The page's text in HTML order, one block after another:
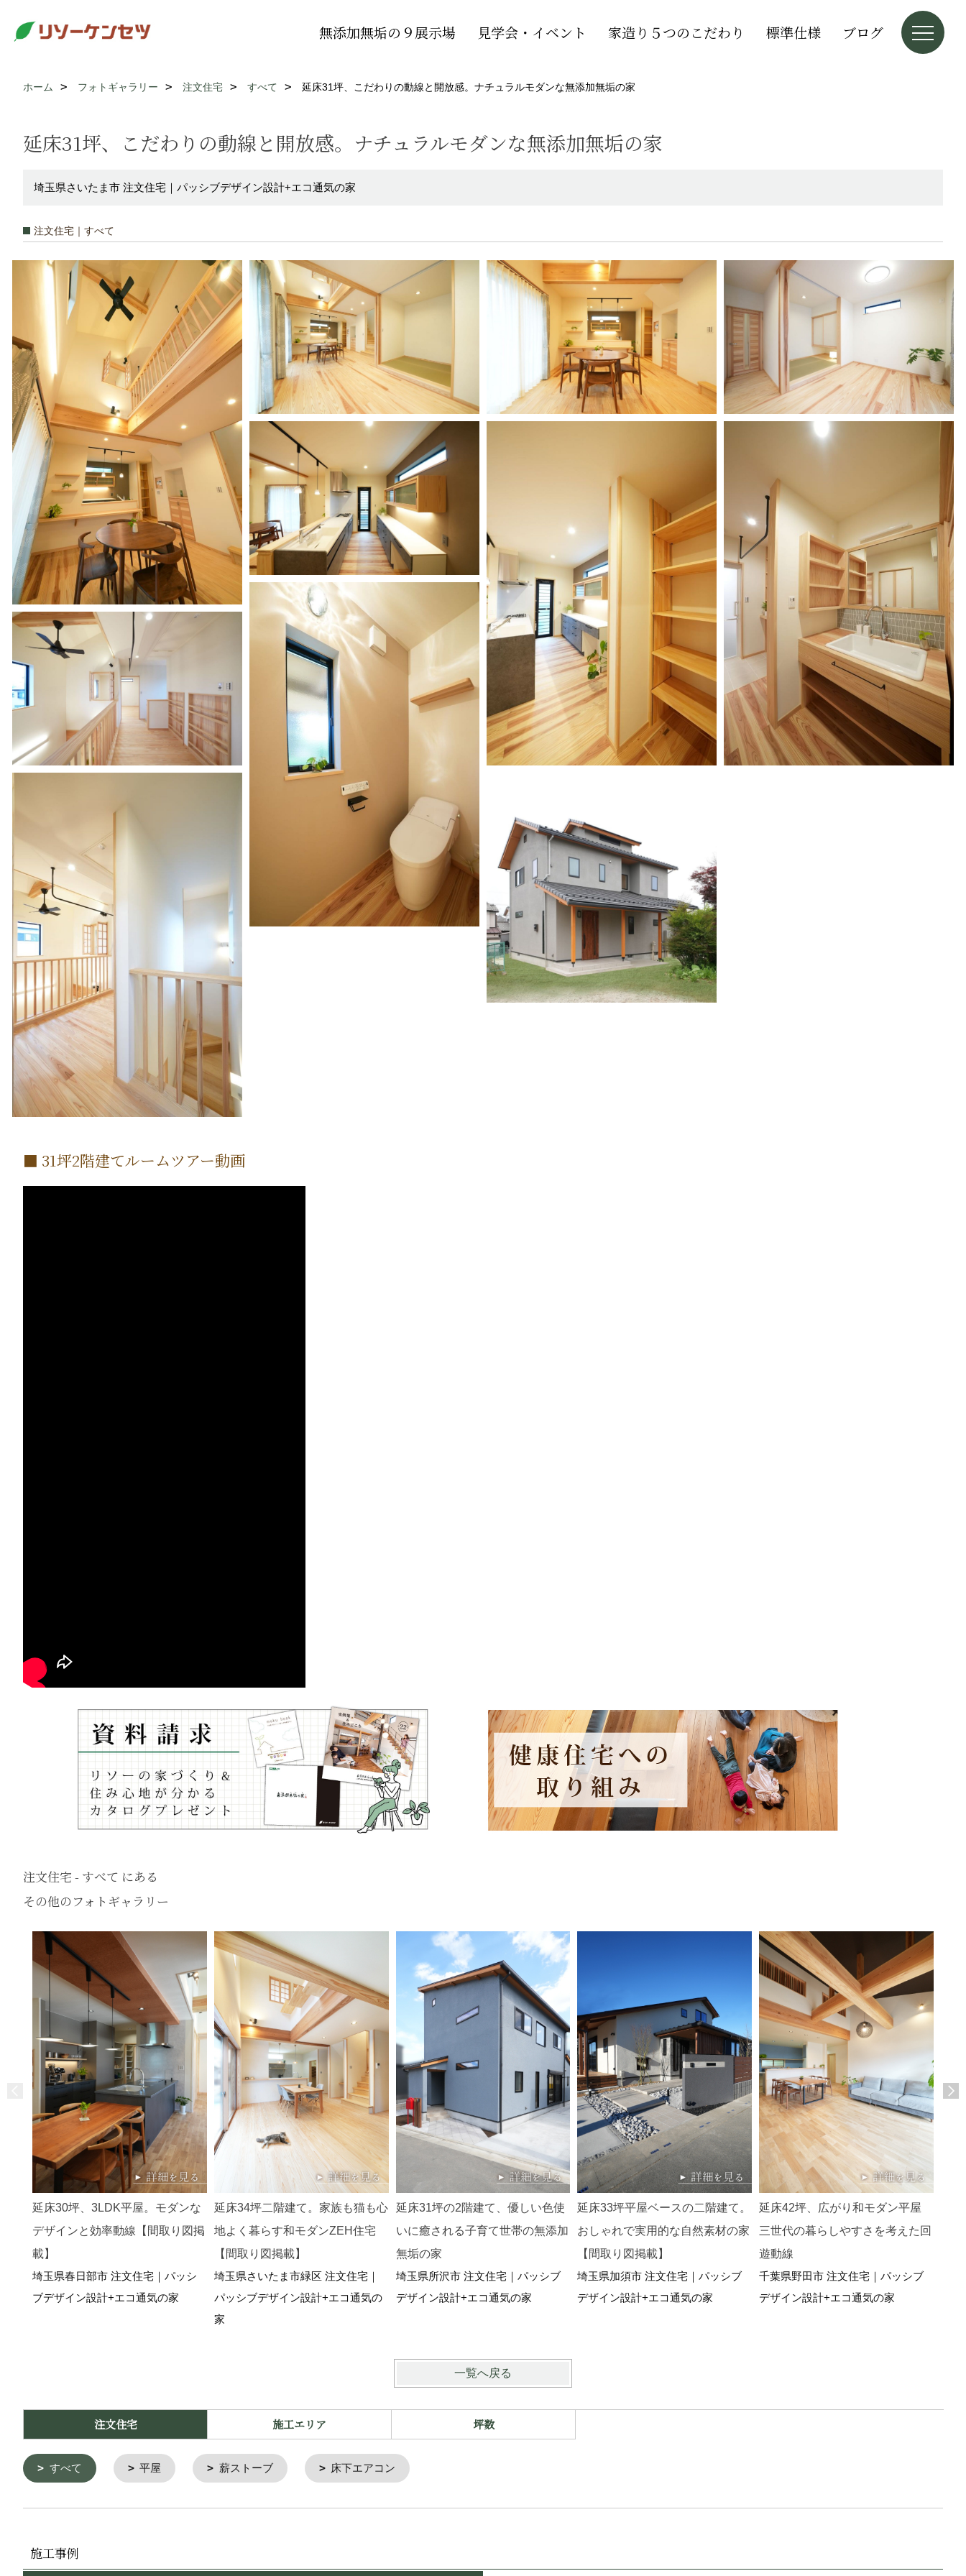
無添加無垢の９展示場 見学会・イベント 家造り５つのこだわり 標準仕様 ブログ
ホーム フォトギャラリー 注文住宅 すべて 延床31坪、こだわりの動線と開放感。ナチュラルモダンな無添加無垢の家
延床31坪、こだわりの動線と開放感。ナチュラルモダンな無添加無垢の家
埼玉県さいたま市 注文住宅｜パッシブデザイン設計+エコ通気の家
注文住宅｜すべて
■ 31坪2階建てルームツアー動画
注文住宅 - すべて にある
その他のフォトギャラリー
延床30坪、3LDK平屋。モダンな
デザインと効率動線【間取り図掲
載】
埼玉県春日部市 注文住宅｜パッシ
ブデザイン設計+エコ通気の家
延床34坪二階建て。家族も猫も心
地よく暮らす和モダンZEH住宅
【間取り図掲載】
埼玉県さいたま市緑区 注文住宅｜
パッシブデザイン設計+エコ通気の
家
延床31坪の2階建て、優しい色使
いに癒される子育て世帯の無添加
無垢の家
埼玉県所沢市 注文住宅｜パッシブ
デザイン設計+エコ通気の家
延床33坪平屋ベースの二階建て。
おしゃれで実用的な自然素材の家
【間取り図掲載】
埼玉県加須市 注文住宅｜パッシブ
デザイン設計+エコ通気の家
延床42坪、広がり和モダン平屋
三世代の暮らしやすさを考えた回
遊動線
千葉県野田市 注文住宅｜パッシブ
デザイン設計+エコ通気の家
一覧へ戻る
注文住宅 施工エリア 坪数
すべて 平屋 薪ストーブ 床下エアコン
施工事例